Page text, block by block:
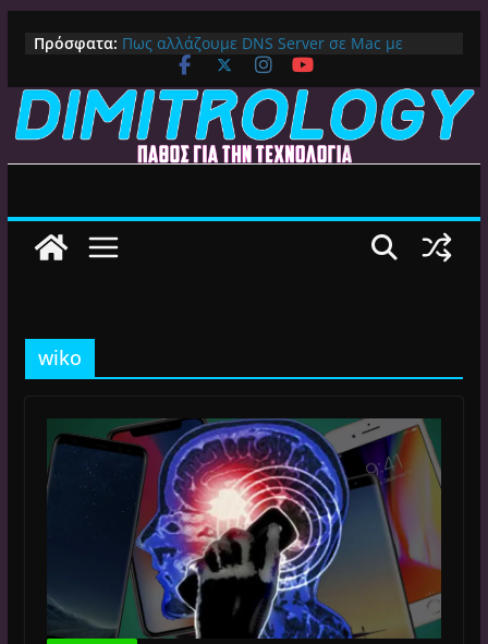
περιεχόμενο
Πρόσφατα: Πως αλλάζουμε DNS Server σε Mac με
MacOS Ventura (Macbook, Mac Mini, iMac,
κλπ)
IPVanish Προσφορά: 83% Έκπτωση στο
Premium VPN – Δες γιατί αξίζει
Alive GR Kodi: Γιατί Δεν Λειτουργεί Πλέον το
Android TV | CX File Explorer, Καθαρισμός
Ο Καλύτερος Launcher για Android TV /
wiko